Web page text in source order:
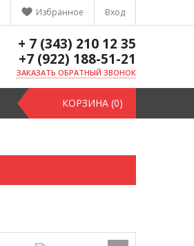
Вход
Избранное
+ 7 (343) 210 12 35
+7 (922) 188-51-21
ЗАКАЗАТЬ ОБРАТНЫЙ ЗВОНОК
КОРЗИНА (0)